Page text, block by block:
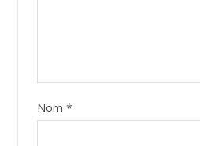
Nom *